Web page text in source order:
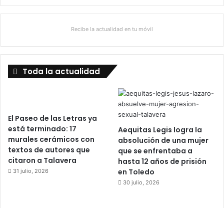
Recibe la actualidad en tu móvil
Toda la actualidad
El Paseo de las Letras ya
está terminado: 17
murales cerámicos con
textos de autores que
citaron a Talavera
31 julio, 2026
Aequitas Legis logra la
absolución de una mujer
que se enfrentaba a
hasta 12 años de prisión
en Toledo
30 julio, 2026